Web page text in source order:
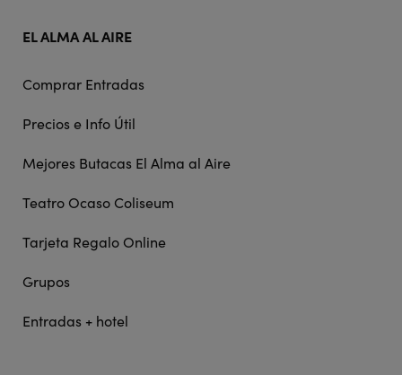
EL ALMA AL AIRE
Comprar Entradas
Precios e Info Útil
Mejores Butacas El Alma al Aire
Teatro Ocaso Coliseum
Tarjeta Regalo Online
Grupos
Entradas + hotel